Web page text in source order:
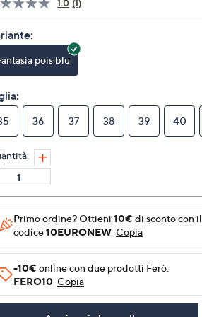
1.0 Leggi
Stesso
link
pagina.
(1)
pois blu
36 37 38 39 40
Primo ordine? Ottieni 10€ di sconto con il
codice10EURONEW Copia
-10€ online con due prodotti Ferò:
FERO10 Copia